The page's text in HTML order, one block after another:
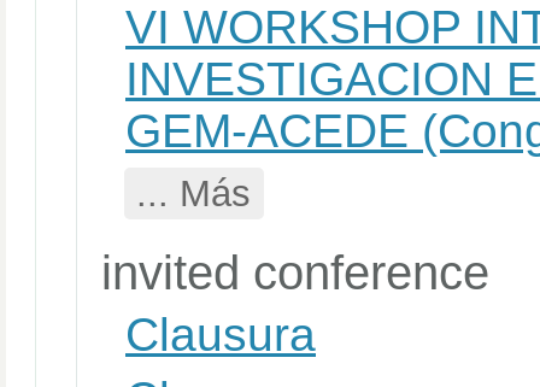
VI WORKSHOP
INVESTIGACION
GEM-ACEDE
... Más
invited conference
Clausura